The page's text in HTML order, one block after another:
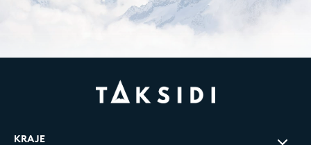
KRAJE